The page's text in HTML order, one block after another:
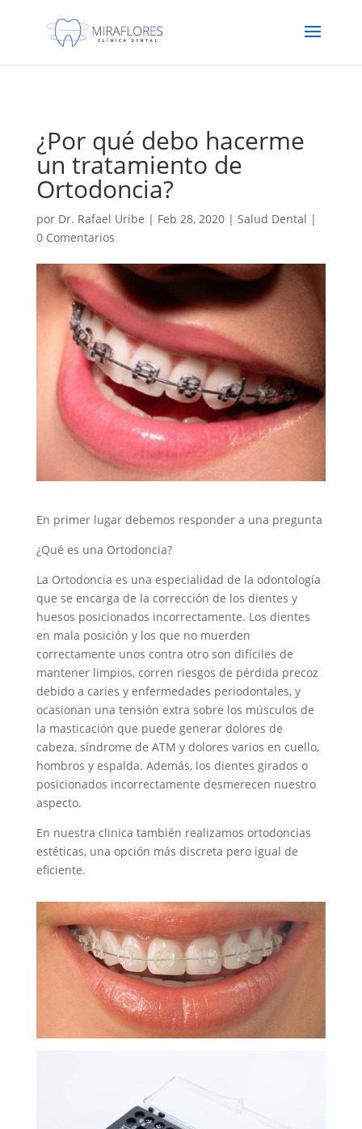
¿Por qué debo hacerme
un tratamiento de
Ortodoncia?
por Dr. Rafael Uribe | Feb 28, 2020| Salud Dental |
0 Comentarios
En primer lugar debemos responder a una pregunta
¿Qué es una Ortodoncia?
La Ortodoncia es una especialidad de la odontología
que se encarga de la corrección de los dientes y
huesos posicionados incorrectamente. Los dientes
en mala posición y los que no muerden
correctamente unos contra otro son difíciles de
mantener limpios, corren riesgos de pérdida precoz
debido a caries y enfermedades periodontales, y
ocasionan una tensión extra sobre los músculos de
la masticación que puede generar dolores de
cabeza, síndrome de ATM y dolores varios en cuello,
hombros y espalda. Además, los dientes girados o
posicionados incorrectamente desmerecen nuestro
aspecto.
En nuestra clinica también realizamos ortodoncias
estéticas, una opción más discreta pero igual de
eficiente.